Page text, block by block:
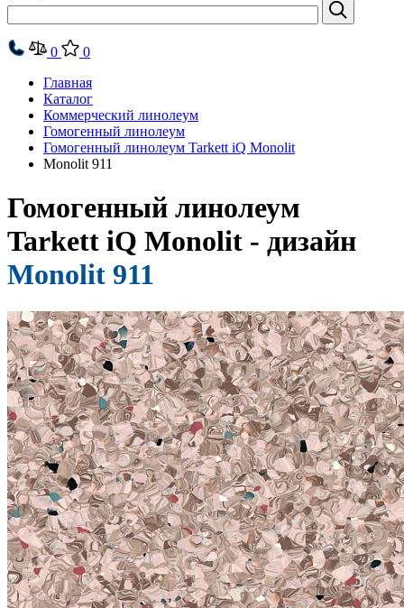
0
0
Главная
Каталог
Коммерческий линолеум
Гомогенный линолеум
Гомогенный линолеум Tarkett iQ Monolit
Monolit 911
Гомогенный линолеум
Tarkett iQ Monolit - дизайн
Monolit 911